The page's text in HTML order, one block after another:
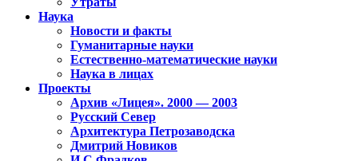
Наука
Новости и факты
Гуманитарные науки
Естественно-математические науки
Наука в лицах
Проекты
Архив «Лицея». 2000 — 2003
Русский Север
Архитектура Петрозаводска
Дмитрий Новиков